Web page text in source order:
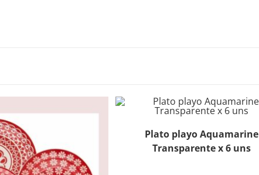
Plato playo Aquamarine
Transparente x 6 uns